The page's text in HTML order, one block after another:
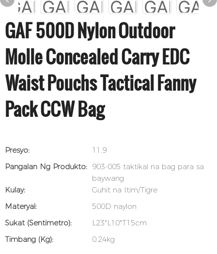
GAF 500D Nylon Outdoor
Molle Concealed Carry EDC
Waist Pouchs Tactical Fanny
Pack CCW Bag
Presyo:
11.9
Pangalan Ng Produkto: 903-005 taktikal na bag para sa
baywang
Kulay:
Guhit na Itim/Tigre
Materyal:
500D naylon
Sukat (sentimetro):
L23*L10*T15cm
Timbang (kg):
0.24kg